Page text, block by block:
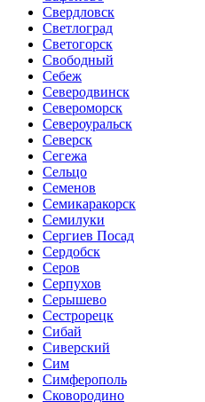
Свердловск
Светлоград
Светогорск
Свободный
Себеж
Северодвинск
Североморск
Североуральск
Северск
Сегежа
Сельцо
Семенов
Семикаракорск
Семилуки
Сергиев Посад
Сердобск
Серов
Серпухов
Серышево
Сестрорецк
Сибай
Сиверский
Сим
Симферополь
Сковородино